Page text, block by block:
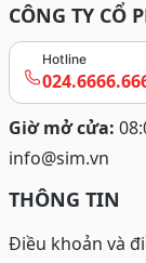
CÔNG TY CỔ
Hotline
Giờ mở cửa:
info@sim.vn
THÔNG TIN
Điều khoản và